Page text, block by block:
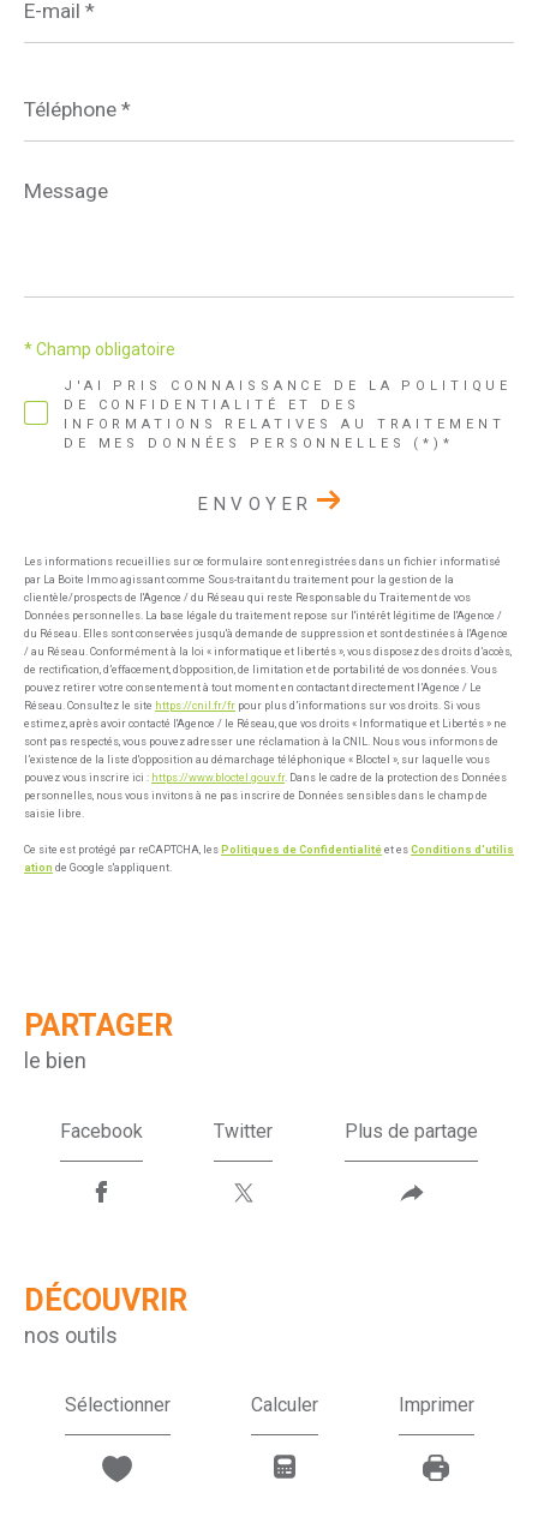
mail
*
*
Message
*
J'AI PRIS CONNAISSANCE DE LA POLITIQUE
DE CONFIDENTIALITÉ ET DES
INFORMATIONS RELATIVES AU TRAITEMENT
DE MES DONNÉES PERSONNELLES (*)*
* Champ obligatoire
ENVOYER
Les informations recueillies sur ce formulaire sont enregistrées dans un fichier informatisé
par La Boite Immo agissant comme Sous-traitant du traitement pour la gestion de la
clientèle/prospects de l'Agence / du Réseau qui reste Responsable du Traitement de vos
Données personnelles. La base légale du traitement repose sur l'intérêt légitime de l'Agence /
du Réseau. Elles sont conservées jusqu'à demande de suppression et sont destinées à l'Agence
/ au Réseau. Conformément à la loi « informatique et libertés », vous disposez des droits d’accès,
de rectification, d’effacement, d’opposition, de limitation et de portabilité de vos données. Vous
pouvez retirer votre consentement à tout moment en contactant directement l’Agence / Le
Réseau. Consultez le site https://cnil.fr/fr pour plus d’informations sur vos droits. Si vous
estimez, après avoir contacté l'Agence / le Réseau, que vos droits « Informatique et Libertés » ne
sont pas respectés, vous pouvez adresser une réclamation à la CNIL. Nous vous informons de
l’existence de la liste d'opposition au démarchage téléphonique « Bloctel », sur laquelle vous
pouvez vous inscrire ici : https://www.bloctel.gouv.fr. Dans le cadre de la protection des Données
personnelles, nous vous invitons à ne pas inscrire de Données sensibles dans le champ de
saisie libre.
Ce site est protégé par reCAPTCHA, les Politiques de Confidentialité et es Conditions d'utilis
ation de Google s'appliquent.
PARTAGER
le bien
Facebook Twitter Plus de partage
DÉCOUVRIR
nos outils
Sélectionner Calculer Imprimer